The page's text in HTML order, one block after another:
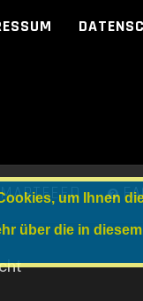
um Ihnen
über die in